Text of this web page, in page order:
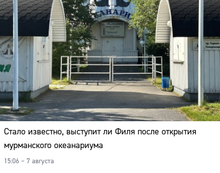
Стало известно, выступит ли Филя после открытия
мурманского океанариума
15:06 – 7 августа